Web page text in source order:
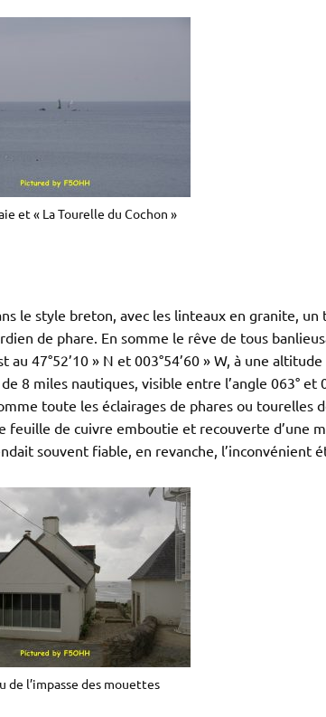
et « La Tourelle du Cochon »
le style breton, avec les linteaux en granite,
de phare. En somme le rêve de tous
au 47°52’10 » N et 003°54’60 » W, à une
8 miles nautiques, visible entre l’angle 063°
toute les éclairages de phares ou tourelles
feuille de cuivre emboutie et recouverte d’une
souvent fiable, en revanche, l’inconvénient
de l’impasse des mouettes